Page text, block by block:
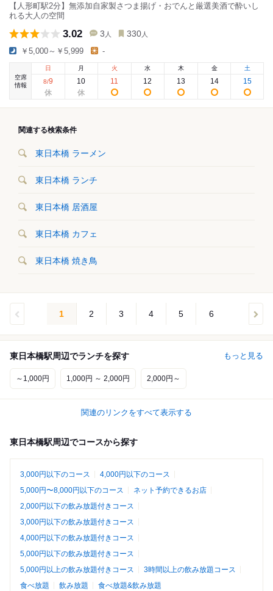
【人形町駅2分】無添加自家製さつま揚げ・おでんと厳選美酒で酔いし
れる大人の空間
3.02 3 人 330 人
￥5,000～￥5,999 -
空席
情報
日
8/9
月
10
火
11
水
12
木
13
金
14
土
15
関連する検索条件
東日本橋 ラーメン
東日本橋 ランチ
東日本橋 居酒屋
東日本橋 カフェ
東日本橋 焼き鳥
1 2 3 4 5 6
東日本橋駅周辺でランチを探す もっと見る
～1,000円 1,000円 ～ 2,000円 2,000円～
関連のリンクをすべて表示する
東日本橋駅周辺でコースから探す
3,000円以下のコース
4,000円以下のコース
5,000円〜8,000円以下のコース
ネット予約できるお店
2,000円以下の飲み放題付きコース
3,000円以下の飲み放題付きコース
4,000円以下の飲み放題付きコース
5,000円以下の飲み放題付きコース
5,000円以上の飲み放題付きコース
3時間以上の飲み放題コース
食べ放題
飲み放題 食べ放題&飲み放題